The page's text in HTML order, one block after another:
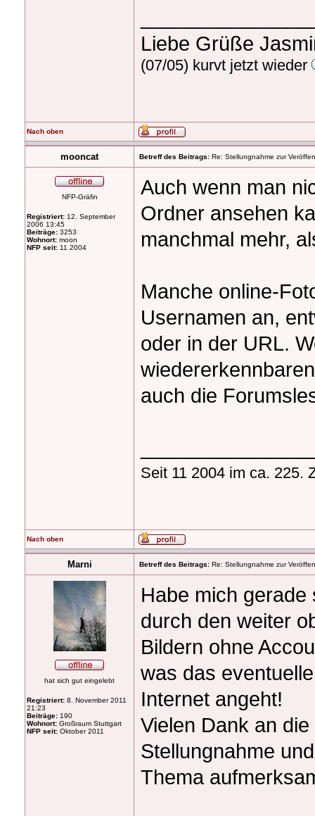
Liebe Grüße
(07/05) kurvt jetzt wieder
Nach oben
mooncat Betreff des Beitrags: Re: Stellungnahme zur
NFP-Gräfin
Registriert: 12. September
2006 13:45
Beiträge: 3253
Wohnort: moon
NFP seit: 11 2004
Auch wenn man
Ordner ansehen
manchmal mehr,
Manche online-
Usernamen an,
oder in der URL.
auch die
Seit 11 2004 im ca. 225.
Nach oben
Marni Betreff des Beitrags: Re: Stellungnahme zur
hat sich gut eingelebt
Registriert: 8. November 2011
21:23
Beiträge: 190
Wohnort: Großraum Stuttgart
NFP seit: Oktober 2011
Habe mich
durch den weiter
Bildern ohne
was das
Internet angeht!
Vielen Dank an
Stellungnahme
Thema